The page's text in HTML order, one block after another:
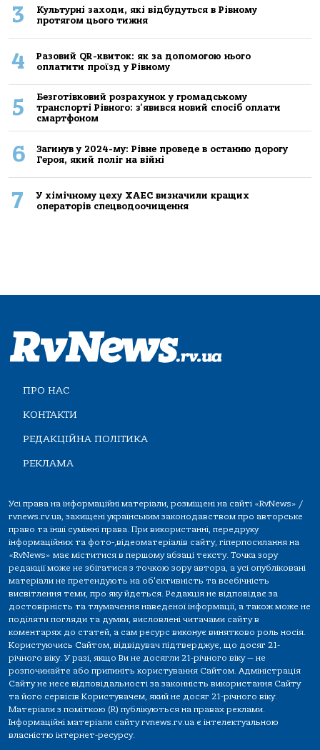
3
Культурні заходи, які відбудуться в Рівному
протягом цього тижня
4
Разовий QR-квиток: як за допомогою нього
оплатити проїзд у Рівному
5
Безготівковий розрахунок у громадському
транспорті Рівного: з'явився новий спосіб оплати
смартфоном
6
Загинув у 2024-му: Рівне проведе в останню дорогу
Героя, який поліг на війні
7
У хімічному цеху ХАЕС визначили кращих
операторів спецводоочищення
ПРО НАС
КОНТАКТИ
РЕДАКЦІЙНА ПОЛІТИКА
РЕКЛАМА
Усі права на інформаційні матеріали, розміщені на сайті «RvNews» /
rvnews.rv.ua, захищені українським законодавством про авторське
право та інші суміжні права. При використанні, передруку
інформаційних та фото-,відеоматеріалів сайту, гіперпосилання на
«RvNews» має міститися в першому абзаці тексту. Точка зору
редакції може не збігатися з точкою зору автора, а усі опубліковані
матеріали не претендують на об'єктивність та всебічність
висвітлення теми, про яку йдеться. Редакція не відповідає за
достовірність та тлумачення наведеної інформації, а також може не
поділяти погляди та думки, висловлені читачами сайту в
коментарях до статей, а сам ресурс виконує винятково роль носія.
Користуючись Сайтом, відвідувач підтверджує, що досяг 21-
річного віку. У разі, якщо Ви не досягли 21-річного віку — не
розпочинайте або припиніть користування Сайтом. Адміністрація
Сайту не несе відповідальності за законність використання Сайту
та його сервісів Користувачем, який не досяг 21-річного віку.
Матеріали з поміткою (R) публікуються на правах реклами.
Інформаційні матеріали сайту rvnews.rv.ua є інтелектуальною
власністю інтернет-ресурсу.